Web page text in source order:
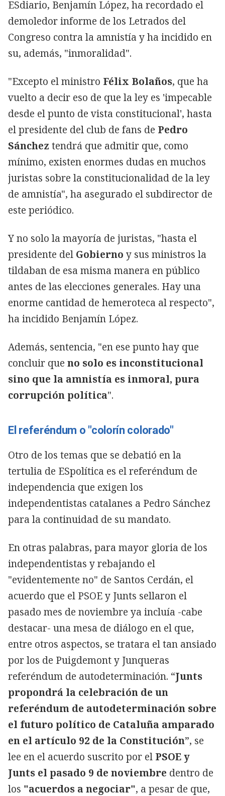
ESdiario, Benjamín López, ha recordado el
demoledor informe de los Letrados del
Congreso contra la amnistía y ha incidido en
su, además, "inmoralidad".
"Excepto el ministro Félix Bolaños, que ha
vuelto a decir eso de que la ley es 'impecable
desde el punto de vista constitucional', hasta
el presidente del club de fans de Pedro
Sánchez tendrá que admitir que, como
mínimo, existen enormes dudas en muchos
juristas sobre la constitucionalidad de la ley
de amnistía", ha asegurado el subdirector de
este periódico.
Y no solo la mayoría de juristas, "hasta el
presidente del Gobierno y sus ministros la
tildaban de esa misma manera en público
antes de las elecciones generales. Hay una
enorme cantidad de hemeroteca al respecto",
ha incidido Benjamín López.
Además, sentencia, "en ese punto hay que
concluir que no solo es inconstitucional
sino que la amnistía es inmoral, pura
corrupción política".
El referéndum o "colorín colorado"
Otro de los temas que se debatió en la
tertulia de ESpolítica es el referéndum de
independencia que exigen los
independentistas catalanes a Pedro Sánchez
para la continuidad de su mandato.
En otras palabras, para mayor gloria de los
independentistas y rebajando el
"evidentemente no" de Santos Cerdán, el
acuerdo que el PSOE y Junts sellaron el
pasado mes de noviembre ya incluía -cabe
destacar- una mesa de diálogo en el que,
entre otros aspectos, se tratara el tan ansiado
por los de Puigdemont y Junqueras
referéndum de autodeterminación. “Junts
propondrá la celebración de un
referéndum de autodeterminación sobre
el futuro político de Cataluña amparado
en el artículo 92 de la Constitución”, se
lee en el acuerdo suscrito por el PSOE y
Junts el pasado 9 de noviembre dentro de
los "acuerdos a negociar", a pesar de que,